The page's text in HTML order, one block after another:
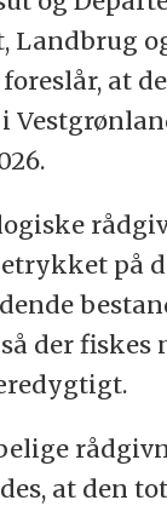
Landbrug
at
i
på
der fiskes
at den